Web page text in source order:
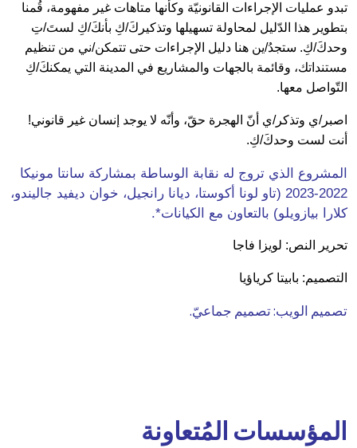
تبدو عمليات الإجراءات القانونيّة وكأنها متاهات غير مفهومة، قُمنا
بتطوير هذا الدّليل لمحاولة تسهيلها وتذكيركَ/كِ بأنكَ/كِ لستَ/تِ
وحدكَ/كِ. ستجدُ/ين هنا دليل الإجراءات حتى تتمكن/ني من تنظيم
مستنداتك، وقائمة بالجهات والمشاريع في المدينة التي يمكنكَ/كِ
التّواصل معها.
اصبر/ي وتذكر/ي أنّ الهجرة حقّ، وأنّه لا يوجد إنسان غير قانوني!
أنت لست وحدكَ/كِ.
المشروع الذي تروج له نقابة الوساطة بمشاركة سانتا مونيكا
2022-2023 (تاو لونا أكوستا، ديانا رانجيل، خوان ديفيد جاليندو،
كلارا بيازويلو) بالتعاون مع الكيانات*.
تحرير النص: لويزا فاجا
التصميم: بابيتا كرياؤيا
تصميم الويب: تصميم جماعيّ.
المؤسسات المُتعاونة